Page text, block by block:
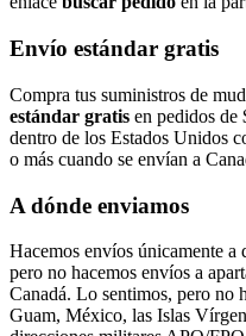
Envío estándar gratis
Compra tus suministros de
estándar gratis en pedidos de
dentro de los Estados Unidos
o más cuando se envían a
A dónde enviamos
Hacemos envíos únicamente a
pero no hacemos envíos a
Canadá. Lo sentimos, pero no
Guam, México, las Islas